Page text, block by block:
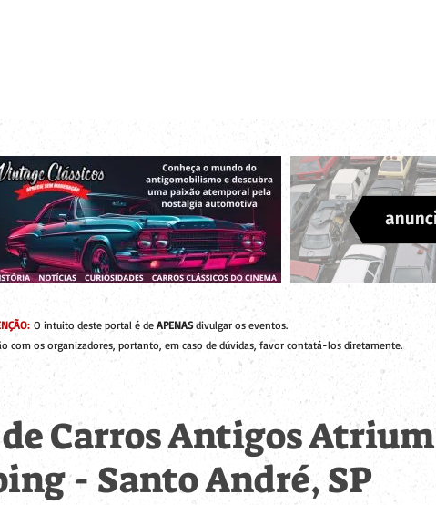
O intuito deste portal é de APENASdivulgar os eventos.
com os organizadores, portanto, em caso de dúvidas, favor contatá-los diretamente.
Carros Antigos Atrium
- Santo André, SP